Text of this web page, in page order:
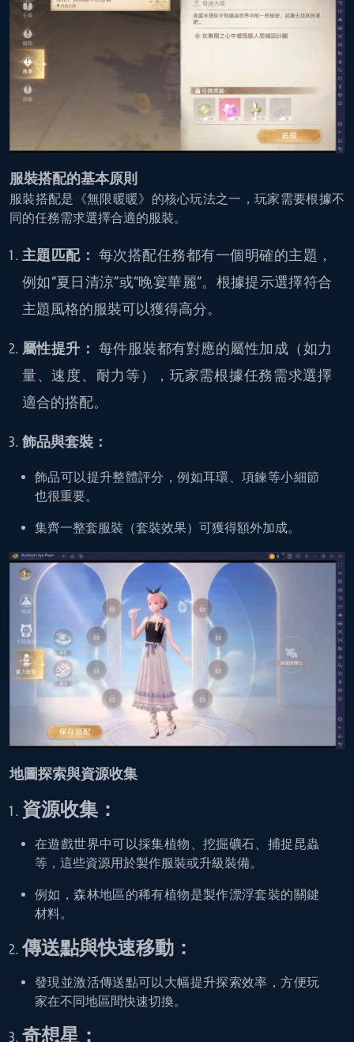
服裝搭配的基本原則
服裝搭配是《無限暖暖》的核心玩法之一，玩家需要根據不
同的任務需求選擇合適的服裝。
主題匹配： 每次搭配任務都有一個明確的主題，
例如“夏日清涼”或“晚宴華麗”。根據提示選擇符合
主題風格的服裝可以獲得高分。
屬性提升： 每件服裝都有對應的屬性加成（如力
量、速度、耐力等），玩家需根據任務需求選擇
適合的搭配。
飾品與套裝：
飾品可以提升整體評分，例如耳環、項鍊等小細節
也很重要。
集齊一整套服裝（套裝效果）可獲得額外加成。
地圖探索與資源收集
資源收集：
在遊戲世界中可以採集植物、挖掘礦石、捕捉昆蟲
等，這些資源用於製作服裝或升級裝備。
例如，森林地區的稀有植物是製作漂浮套裝的關鍵
材料。
傳送點與快速移動：
發現並激活傳送點可以大幅提升探索效率，方便玩
家在不同地區間快速切換。
奇想星：